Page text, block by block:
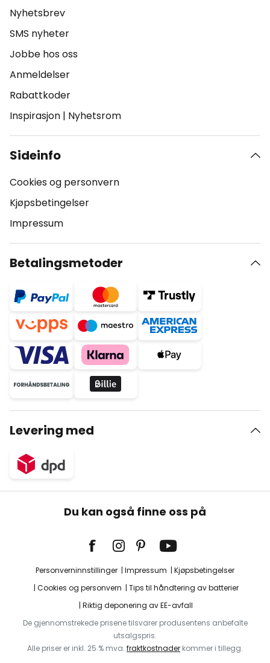
Nyhetsbrev
SMS nyheter
Jobbe hos oss
Anmeldelser
Rabattkoder
Inspirasjon | Nyhetsrom
Sideinfo
Cookies og personvern
Kjøpsbetingelser
Impressum
Betalingsmetoder
Levering med
Du kan også finne oss på
Personverninnstillinger Impressum
Kjøpsbetingelser
Cookies og personvern
Tips til håndtering av batterier
Riktig deponering av EE-avfall
De gjennomstrekede prisene tilsvarer produsentens anbefalte
utsalgspris.
Alle priser er inkl. 25 % mva. fraktkostnader kommer i tillegg.